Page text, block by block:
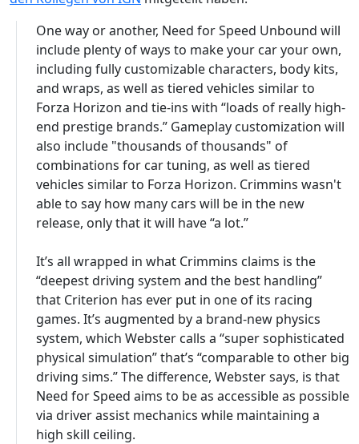
One way or another, Need for Speed Unbound will
include plenty of ways to make your car your own,
including fully customizable characters, body kits,
and wraps, as well as tiered vehicles similar to
Forza Horizon and tie-ins with “loads of really high-
end prestige brands.” Gameplay customization will
also include "thousands of thousands" of
combinations for car tuning, as well as tiered
vehicles similar to Forza Horizon. Crimmins wasn't
able to say how many cars will be in the new
release, only that it will have “a lot.”
It’s all wrapped in what Crimmins claims is the
“deepest driving system and the best handling”
that Criterion has ever put in one of its racing
games. It’s augmented by a brand-new physics
system, which Webster calls a “super sophisticated
physical simulation” that’s “comparable to other big
driving sims.” The difference, Webster says, is that
Need for Speed aims to be as accessible as possible
via driver assist mechanics while maintaining a
high skill ceiling.